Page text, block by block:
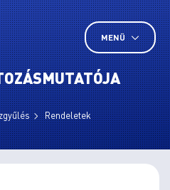
MENÜ
Rendeletek